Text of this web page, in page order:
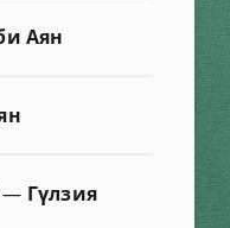
Аян
— Гүлзия